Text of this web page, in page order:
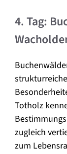
4. Tag:
Totholz
zugleich
zum